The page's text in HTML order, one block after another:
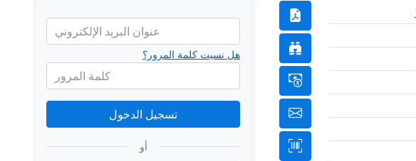
عنوان البريد الإلكتروني
كلمة المرور
هل نسيت كلمة المرور؟
تسجيل الدخول
أو